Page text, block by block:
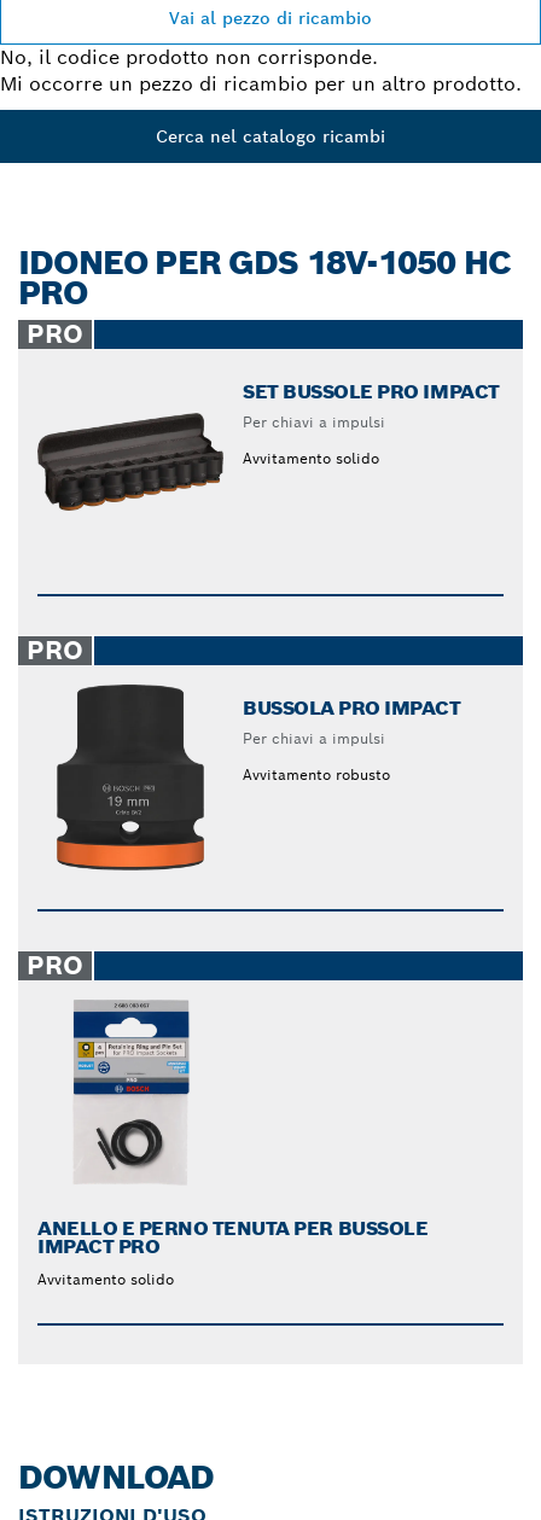
Vai al pezzo di ricambio
No, il codice prodotto non corrisponde.
Mi occorre un pezzo di ricambio per un altro prodotto.
Cerca nel catalogo ricambi
IDONEO PER GDS 18V-1050 HC
PRO
PRO
SET BUSSOLE PRO IMPACT
Per chiavi a impulsi
Avvitamento solido
PRO
BUSSOLA PRO IMPACT
Per chiavi a impulsi
Avvitamento robusto
PRO
ANELLO E PERNO TENUTA PER BUSSOLE
IMPACT PRO
Avvitamento solido
DOWNLOAD